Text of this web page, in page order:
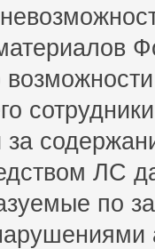
за
ЛС
по